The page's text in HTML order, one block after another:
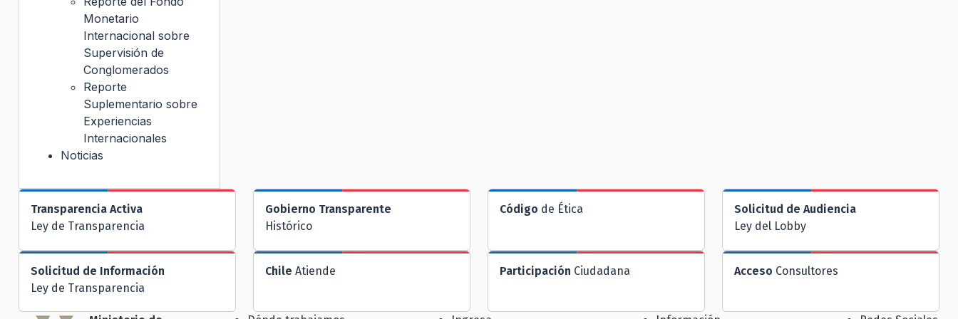
Monetario
Internacional sobre
Supervisión de
Conglomerados
Reporte
Suplementario sobre
Experiencias
Internacionales
Noticias
Transparencia Activa
Ley de Transparencia
Gobierno Transparente
Histórico
Código de Ética
Solicitud de Audiencia
Ley del Lobby
Solicitud de Información
Ley de Transparencia
Chile Atiende Participación Ciudadana Acceso Consultores